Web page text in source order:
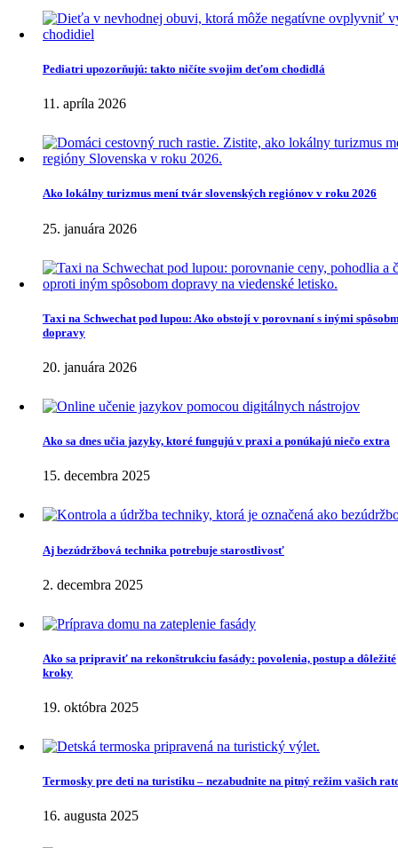
Pediatri upozorňujú: takto ničíte svojim deťom chodidlá
11. apríla 2026
Ako lokálny turizmus mení tvár slovenských regiónov v roku 2026
25. januára 2026
Taxi na Schwechat pod lupou: Ako obstojí v porovnaní s inými
dopravy
20. januára 2026
Ako sa dnes učia jazyky, ktoré fungujú v praxi a ponúkajú niečo extra
15. decembra 2025
Aj bezúdržbová technika potrebuje starostlivosť
2. decembra 2025
Ako sa pripraviť na rekonštrukciu fasády: povolenia, postup a dôležité
kroky
19. októbra 2025
Termosky pre deti na turistiku – nezabudnite na pitný režim vašich
16. augusta 2025